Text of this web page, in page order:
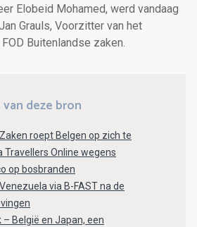
Elobeid Mohamed, werd vandaag
Grauls, Voorzitter van het
Buitenlandse zaken.
deze bron
roept Belgen op zich te
Travellers Online wegens
op bosbranden
via B-FAST na de
België en Japan, een